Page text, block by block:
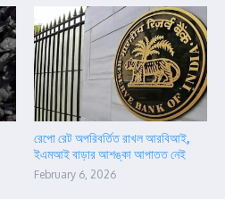
রেপো রেট অপরিবর্তিত রাখল আরবিআই,
ইএমআই বাড়ার আশঙ্কা আপাতত নেই
February 6, 2026